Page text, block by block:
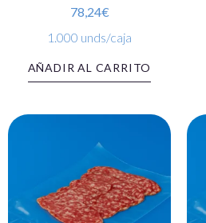
78,24€
1.000 unds/caja
AÑADIR AL CARRITO